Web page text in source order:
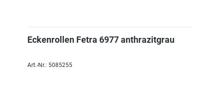
Eckenrollen Fetra 6977 anthrazitgrau
Art.-Nr.: 5085255